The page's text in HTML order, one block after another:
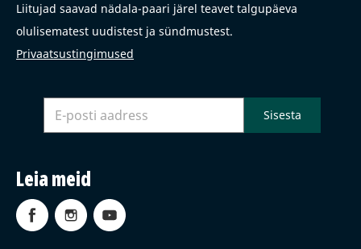
Liitujad saavad nädala-paari järel teavet talgupäeva
olulisematest uudistest ja sündmustest.
Privaatsustingimused
Leia meid